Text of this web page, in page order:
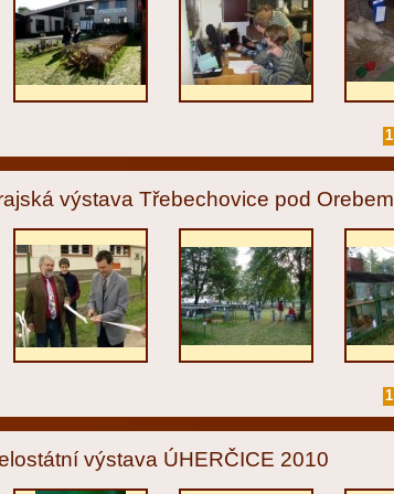
1
výstava Třebechovice pod Orebem
1
výstava ÚHERČICE 2010